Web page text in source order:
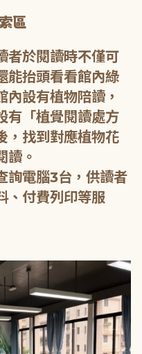
區
者於閱讀時不僅可
能抬頭看看館內綠
設有植物陪讀，
有「植覺閱讀處方
，找到對應植物花
讀。
詢電腦3台，供讀者
、付費列印等服